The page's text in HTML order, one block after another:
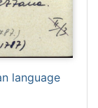
language